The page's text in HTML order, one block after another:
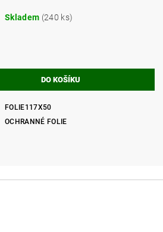
Skladem (240 ks)
FOLIE117X50
OCHRANNÉ FOLIE